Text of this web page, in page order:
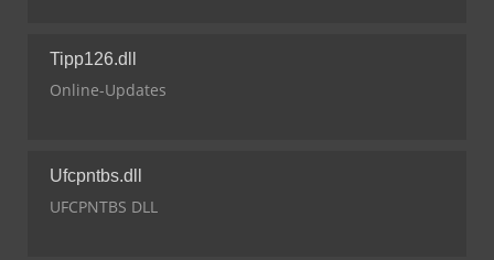
Tipp126.dll
Online-Updates
Ufcpntbs.dll
UFCPNTBS DLL